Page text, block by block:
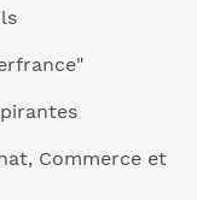
Commerce et